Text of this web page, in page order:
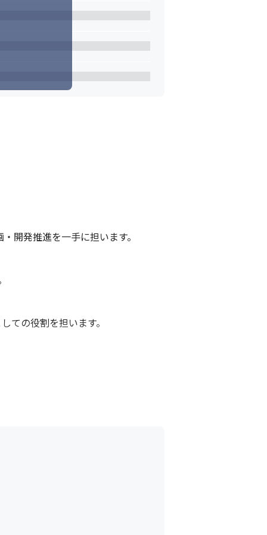
開発推進を一手に担います。
ての役割を担います。